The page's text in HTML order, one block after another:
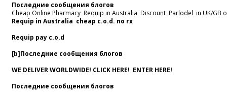
Последние сообщения блогов
Cheap Online Pharmacy Requip in Australia Discount Parlodel in UK/GB
Requip in Australia cheap c.o.d. no rx
Requip pay c.o.d
[b]Последние сообщения блогов
WE DELIVER WORLDWIDE! CLICK HERE! ENTER HERE!
Последние сообщения блогов